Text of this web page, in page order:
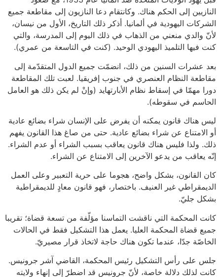
النازيين إلى الحكم هناك. وكانتقام دعا النازيون إلى مقاطعة جميع
الشركات اليهودية في ألمانيا. أذكر ذلك التاريخ، الأول من نيسان،
لأنّ والدي منعني من الذهاب في ذلك اليوم إلى المدرسة، والتي
كنت فيها التلميذ اليهودي الوحيد. (كنت في التاسعة من عمري).
بعد عشرات السنين من ذلك، انضمّت جميع الدول المتقدّمة إلى
مقاطعة النظام العنصري في جنوب إفريقيا. لعبت تلك المقاطعة
دورا مهمّا في إسقاط نظام الأبارتهايد (وإنْ لم يكن ذلك هو العامل
الحاسم في سقوطه).
ليس هناك قانون يمكنه أن يفرض على الإنسان شراء بضائع عادية
أو الامتناع عن شراء بضائع عادية. حتى من صاغ هذا القانون يفهم
ذلك. ولذا فليس هناك قانون يعاقب بسبب الشراء أو عدم الشراء.
إنّه يعاقب من يدعو الآخرين إلى الامتناع عن الشراء.
كان القانون، بشكل واضح، هجوما على حرية التعبير وعلى العمل
الديمقراطي غير العنيف. باختصار، فهو قانون معادٍ للديمقراطية
بشكل جليّ.
كانت المحكمة التي ناقشت التماسنا مؤلّفة من تسعة قضاة؛ تقريبا
جميع قضاة المحكمة العليا. يعمل هذا التشكيل فقط في الحالات
الخاصّة جدّا، عندما تكون هناك حاجة لاتخاذ قرار مصيريّ.
جلس على رأس التشكيل رئيس المحكمة، القاضي آشر جرونيس.
كانت لذلك دلالة خاصة، لأنّ جرونيس قد اضطرّ إلى إنهاء ولايته